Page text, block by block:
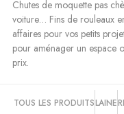
Chutes de moquette pas
voiture… Fins de rouleaux
affaires pour vos petits
pour aménager un espace
prix.
TOUS LES PRODUITSLAINE